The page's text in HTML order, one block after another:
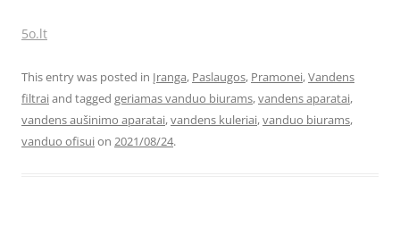
5o.lt
This entry was posted in Įranga, Paslaugos, Pramonei,Vandens
filtraiand tagged geriamas vanduo biurams,vandens aparatai,
vandens aušinimo aparatai,vandens kuleriai,vanduo biurams,
vanduo ofisuion 2021/08/24.